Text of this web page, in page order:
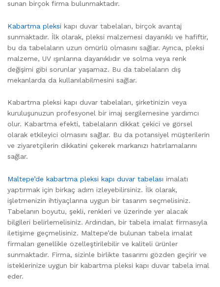
sunan birçok firma bulunmaktadır.
Kabartma pleksi kapı duvar tabelaları, birçok avantaj
sunmaktadır. İlk olarak, pleksi malzemesi dayanıklı ve hafiftir,
bu da tabelaların uzun ömürlü olmasını sağlar. Ayrıca, pleksi
malzeme, UV ışınlarına dayanıklıdır ve solma veya renk
değişimi gibi sorunlar yaşamaz. Bu da tabelaların dış
mekanlarda da kullanılabilmesini sağlar.
Kabartma pleksi kapı duvar tabelaları, şirketinizin veya
kuruluşunuzun profesyonel bir imaj sergilemesine yardımcı
olur. Kabartma efekti, tabelaların dikkat çekici ve görsel
olarak etkileyici olmasını sağlar. Bu da potansiyel müşterilerin
ve ziyaretçilerin dikkatini çekerek markanızı hatırlamalarını
sağlar.
Maltepe’de kabartma pleksi kapı duvar tabelası imalatı
yaptırmak için birkaç adım izleyebilirsiniz. İlk olarak,
işletmenizin ihtiyaçlarına uygun bir tasarım seçmelisiniz.
Tabelanın boyutu, şekli, renkleri ve üzerinde yer alacak
bilgileri belirlemelisiniz. Ardından, bir tabela imalat firmasıyla
iletişime geçmelisiniz. Maltepe’de bulunan tabela imalat
firmaları genellikle özelleştirilebilir ve kaliteli ürünler
sunmaktadır. Firma, sizinle birlikte tasarımı gözden geçirir ve
isteklerinize uygun bir kabartma pleksi kapı duvar tabela imal
eder.